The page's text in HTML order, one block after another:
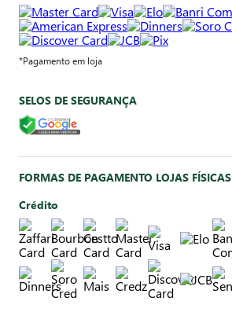
*Pagamento em loja
SELOS DE SEGURANÇA
FORMAS DE PAGAMENTO LOJAS FÍSICAS
Crédito